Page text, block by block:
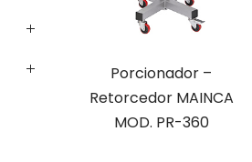
Porcionador –
Retorcedor MAINCA
MOD. PR-360